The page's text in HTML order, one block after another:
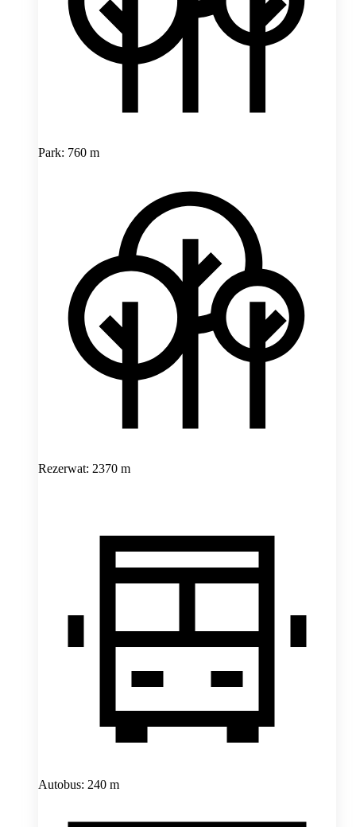
Park: 760 m
Rezerwat: 2370 m
Autobus: 240 m